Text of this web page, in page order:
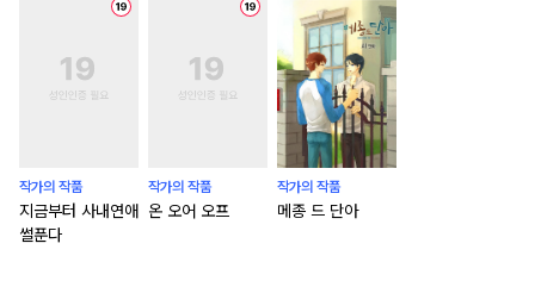
작가의 작품
지금부터 사내연애
썰푼다
작가의 작품
온 오어 오프
작가의 작품
메종 드 단아